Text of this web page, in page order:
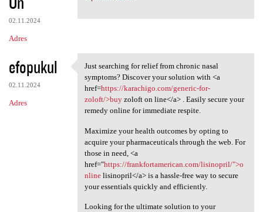
02.11.2024
Adres
efopukul
02.11.2024
Adres
Just searching for relief
Just searching for relief from chronic nasal
symptoms? Discover your solution with <a
href=https://karachigo.com/generic-for-
zoloft/>buyzoloft on line</a> . Easily secure your
remedy online for immediate respite.
Maximize your health outcomes by opting to
acquire your pharmaceuticals through the web. For
those in need, <a
href="https://frankfortamerican.com/lisinopril/">o
nlinelisinopril</a> is a hassle-free way to secure
your essentials quickly and efficiently.
Looking for the ultimate solution to your